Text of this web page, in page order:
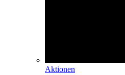
Aktionen